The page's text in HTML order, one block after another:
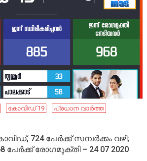
കോവിഡ് 19
പ്രധാന വാർത്ത
724 പേര്‍ക്ക് സമ്പര്‍ക്കം വഴി;
രോഗമുക്തി – 24 07 2020